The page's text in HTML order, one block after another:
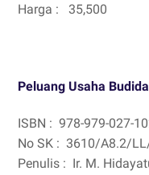
Harga :
35,500
Peluang Usaha
ISBN : 978-979-027-
No SK : 3610/A8.2/
Penulis : Ir. M.